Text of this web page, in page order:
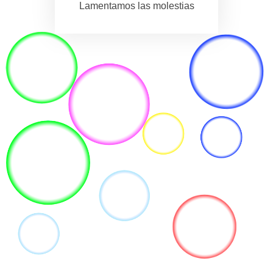
Lamentamos las molestias